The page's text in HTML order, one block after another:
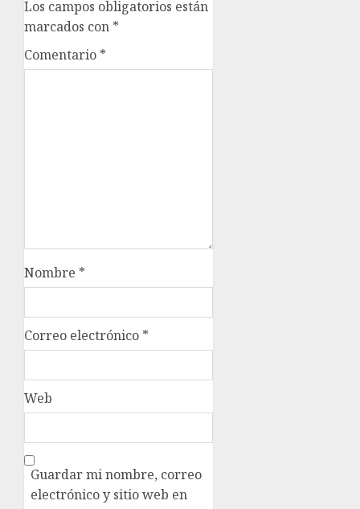
Los campos obligatorios están
marcados con *
Comentario *
Nombre *
Correo electrónico *
Web
Guardar mi nombre, correo
electrónico y sitio web en